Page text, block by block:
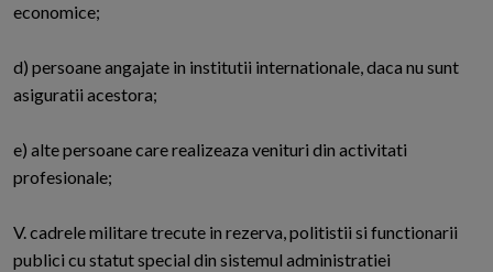
economice;
d) persoane angajate in institutii internationale, daca nu sunt
asiguratii acestora;
e) alte persoane care realizeaza venituri din activitati
profesionale;
V. cadrele militare trecute in rezerva, politistii si functionarii
publici cu statut special din sistemul administratiei